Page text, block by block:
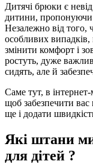
Дитячі брюки є
дитини, пропонуючи
Незалежно від того,
особливих
змінити комфорт і
ростуть, дуже
сидять, але й
Саме тут, в
щоб забезпечити
ще і додати
Які штани
для дітей ?